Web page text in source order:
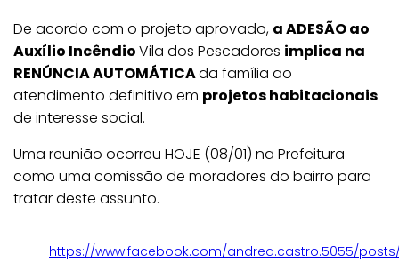
De acordo com o projeto aprovado, a ADESÃO ao
Auxílio IncêndioVila dos Pescadores implica na
RENÚNCIA AUTOMÁTICAda família ao
atendimento definitivo em projetos habitacionais
de interesse social.
Uma reunião ocorreu HOJE (08/01) na Prefeitura
como uma comissão de moradores do bairro para
tratar deste assunto.
https://www.facebook.com/andrea.castro.5055/posts/